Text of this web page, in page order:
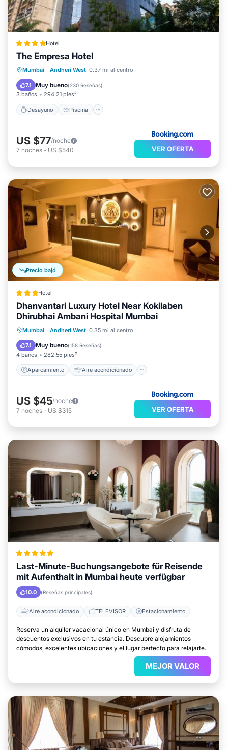
Hotel
The Empresa Hotel
Mumbai · Andheri West 0.37 mi al centro
7.1 Muy bueno(230 Reseñas)
3 baños 294.21 pies²
Desayuno Piscina
Desayuno Piscina
Spa
Balcón/Terraza
US $77/noche
7 noches - US $540 VER OFERTA
Precio bajó
Hotel
Dhanvantari Luxury Hotel Near Kokilaben
Dhirubhai Ambani Hospital Mumbai
Mumbai · Andheri West 0.35 mi al centro
7.1 Muy bueno(158 Reseñas)
4 baños 282.55 pies²
Aparcamiento Aire acondicionado
Aparcamiento
Aire acondicionado
Internet
Apto para niños
US $45/noche
7 noches - US $315 VER OFERTA
Last-Minute-Buchungsangebote für Reisende
mit Aufenthalt in Mumbai heute verfügbar
10.0 (Reseñas principales)
Aire acondicionado TELEVISOR Estacionamiento
Reserva un alquiler vacacional único en Mumbai y disfruta de
descuentos exclusivos en tu estancia. Descubre alojamientos
cómodos, excelentes ubicaciones y el lugar perfecto para relajarte.
MEJOR VALOR